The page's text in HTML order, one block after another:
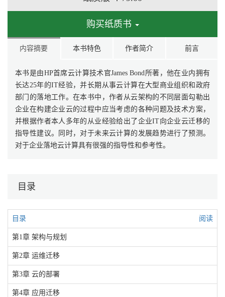
购买纸质书
内容摘要 本书特色 作者简介 前言
本书是由HP首席云计算技术官James Bond所著，他在业内拥有
长达25年的IT经验，并长期从事云计算在大型商业组织和政府
部门的落地工作。在本书中，作者从云架构的不同层面勾勒出
企业在构建企业云的过程中应当考虑的各种问题及技术方案，
并根据作者本人多年的从业经验给出了企业IT向企业云迁移的
指导性建议。同时，对于未来云计算的发展趋势进行了预测。
对于企业落地云计算具有很强的指导性和参考性。
目录
目录 阅读
第1章 架构与规划
第2章 运维迁移
第3章 云的部署
第4章 应用迁移